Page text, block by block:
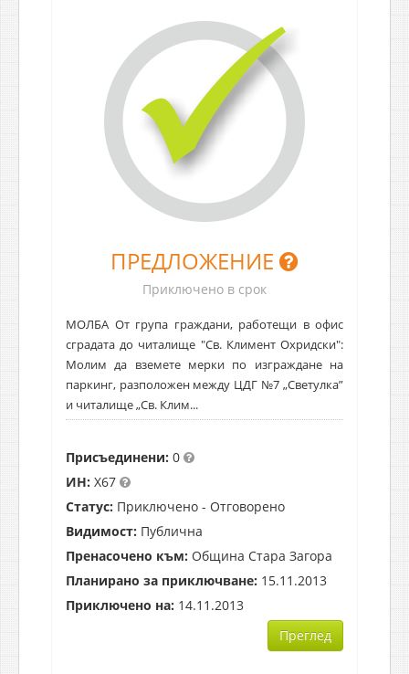
ПРЕДЛОЖЕНИЕ
Приключено в срок
МОЛБА Oт група граждани, работещи в офис
сградата до читалище "Св. Климент Охридски":
Молим да вземете мерки по изграждане на
паркинг, разположен между ЦДГ №7 „Светулка”
и читалище „Св. Клим...
Присъединени: 0
ИН: X67
Статус: Приключено - Отговорено
Видимост: Публична
Пренасочено към: Община Стара Загора
Планирано за приключване: 15.11.2013
Приключено на: 14.11.2013
Преглед